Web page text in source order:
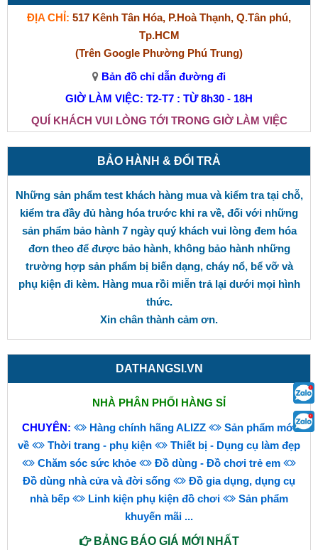
ĐỊA CHỈ: 517 Kênh Tân Hóa, P.Hoà Thạnh, Q.Tân phú,
Tp.HCM
(Trên Google Phường Phú Trung)
Bản đồ chỉ dẫn đường đi
GIỜ LÀM VIỆC: T2-T7 : TỪ 8h30 - 18H
QUÍ KHÁCH VUI LÒNG TỚI TRONG GIỜ LÀM VIỆC
BẢO HÀNH & ĐỔI TRẢ
Những sản phẩm test khách hàng mua và kiểm tra tại chỗ,
kiểm tra đầy đủ hàng hóa trước khi ra về, đối với những
sản phẩm bảo hành 7 ngày quý khách vui lòng đem hóa
đơn theo để được bảo hành, không bảo hành những
trường hợp sản phẩm bị biến dạng, cháy nổ, bể vỡ và
phụ kiện đi kèm. Hàng mua rồi miễn trả lại dưới mọi hình
thức.
Xin chân thành cảm ơn.
DATHANGSI.VN
NHÀ PHÂN PHỐI HÀNG SỈ
CHUYÊN: Hàng chính hãng ALIZZ
Sản phẩm mới
về
Thời trang - phụ kiện
Thiết bị - Dụng cụ làm đẹp
Chăm sóc sức khỏe
Đồ dùng - Đồ chơi trẻ em
Đồ dùng nhà cửa và đời sống
Đồ gia dụng, dụng cụ
nhà bếp
Linh kiện phụ kiện đồ chơi
Sản phẩm
khuyến mãi ...
BẢNG BÁO GIÁ MỚI NHẤT